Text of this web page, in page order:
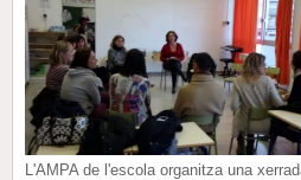
L'AMPA de l'escola organitza una